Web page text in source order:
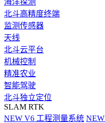
海洋探测
北斗高精度终端
监测传感器
天线
北斗云平台
机械控制
精准农业
智能驾驶
北斗独立定位
SLAM RTK
NEW V6 工程测量系统 NEW